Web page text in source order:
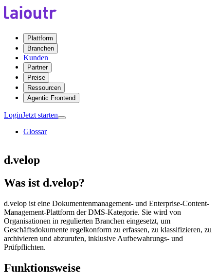
Plattform
Branchen
Kunden
Partner
Preise
Ressourcen
Agentic Frontend
LoginJetzt starten
Glossar
d.velop
Was ist d.velop?
d.velop ist eine Dokumentenmanagement- und Enterprise-Content-
Management-Plattform der DMS-Kategorie. Sie wird von
Organisationen in regulierten Branchen eingesetzt, um
Geschäftsdokumente regelkonform zu erfassen, zu klassifizieren, zu
archivieren und abzurufen, inklusive Aufbewahrungs- und
Prüfpflichten.
Funktionsweise